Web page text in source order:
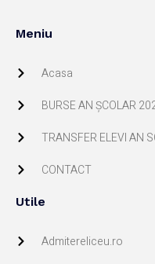
Meniu
Acasa
BURSE AN ŞCOLAR
TRANSFER ELEVI AN
CONTACT
Utile
Admitereliceu.ro